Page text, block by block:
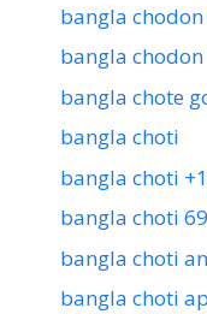
bangla
bangla
bangla chote
bangla choti
bangla choti
bangla choti 69
bangla choti
bangla choti